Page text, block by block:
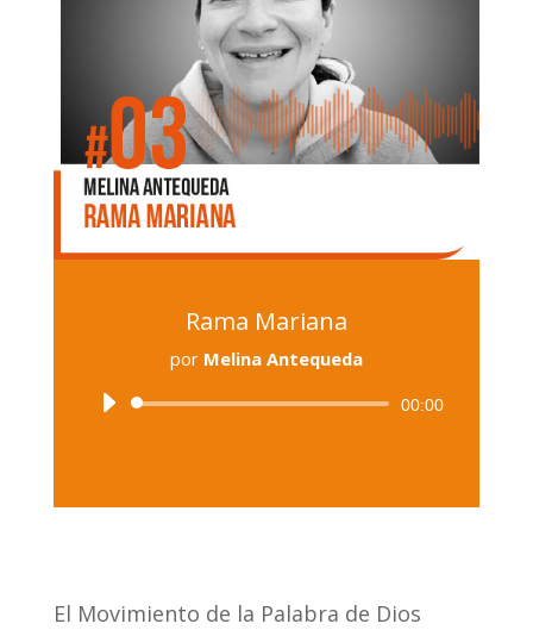
Rama Mariana
por Melina Antequeda
Reproductor
00:00
El Movimiento de la Palabra de Dios